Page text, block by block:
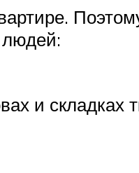
людей:
и складках